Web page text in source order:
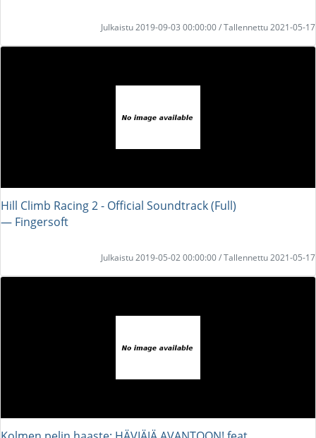
Julkaistu 2019-09-03 00:00:00 / Tallennettu 2021-05-17
Hill Climb Racing 2 - Official Soundtrack (Full)
― Fingersoft
Julkaistu 2019-05-02 00:00:00 / Tallennettu 2021-05-17